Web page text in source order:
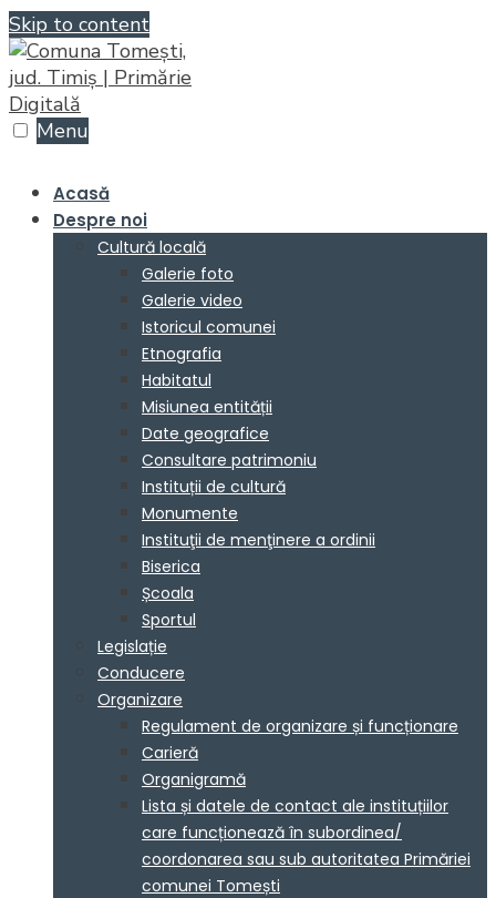
Skip to content
Menu
Acasă
Despre noi
Cultură locală
Galerie foto
Galerie video
Istoricul comunei
Etnografia
Habitatul
Misiunea entității
Date geografice
Consultare patrimoniu
Instituții de cultură
Monumente
Instituţii de menţinere a ordinii
Biserica
Școala
Sportul
Legislație
Conducere
Organizare
Regulament de organizare și funcționare
Carieră
Organigramă
Lista și datele de contact ale instituțiilor
care funcționează în subordinea/
coordonarea sau sub autoritatea Primăriei
comunei Tomești